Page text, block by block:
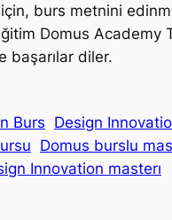
için, burs metnini
Domus Academy
başarılar diler.
Burs Design
Domus burslu
Innovation masterı